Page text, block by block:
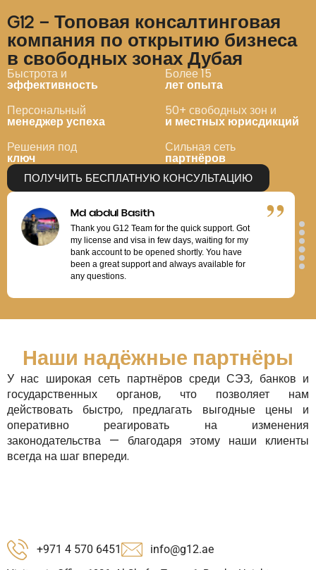
Jitendar Chaturvedi
I had an excellent experience working with Sonia
during the initial setup of my company. From the
very beginning, she was incredibly helpful,
knowledgeable, and professional.
”
Emily Thompson
license far quicker than expected. Every update
was clear, and their transparency on fees made it
”
Md abdul Basith
Thank you G12 Team for the quick support. Got
my license and visa in few days, waiting for my
bank account to be opened shortly. You have
been a great support and always available for
any questions.
”
Vinayak V
atmosphere. The management is excellent
”
Santhosh Kumar
Highly recommend G12 if you're looking to get
started in the UAE. From company registration to
tax documentation, they were incredibly efficient
and upfront about pricing. Great experience all
”
My business setup was successful thanks to the
G12 team, especially Ms. Dilshad.
G12 — Топовая консалтинговая
компания по открытию бизнеса
в свободных зонах Дубая
Быстрота и
эффективность
Более 15
лет опыта
Персональный
менеджер успеха
50+ свободных зон и
и местных юрисдикций
Решения под
ключ
Сильная сеть
партнёров
ПОЛУЧИТЬ БЕСПЛАТНУЮ КОНСУЛЬТАЦИЮ
Наши надёжные партнёры
У нас широкая сеть партнёров среди СЭЗ, банков и
государственных органов, что позволяет нам
действовать быстро, предлагать выгодные цены и
оперативно реагировать на изменения
законодательства — благодаря этому наши клиенты
всегда на шаг впереди.
+971 4 570 6451 info@g12.ae